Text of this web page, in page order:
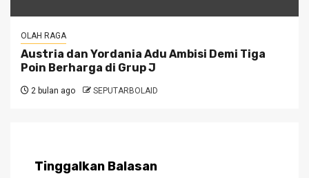
OLAH RAGA
Austria dan Yordania Adu Ambisi Demi Tiga
Poin Berharga di Grup J
2 bulan ago SEPUTARBOLAID
Tinggalkan Balasan